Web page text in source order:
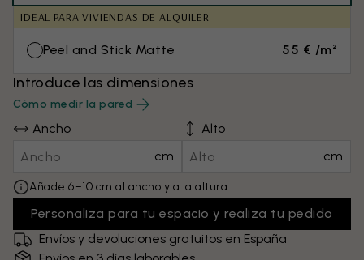
IDEAL PARA VIVIENDAS DE ALQUILER
Peel and Stick Matte 55 € /m²
Introduce las dimensiones
Cómo medir la pared
Ancho
cm
Alto
cm
Añade 6–10 cm al ancho y a la altura
Personaliza para tu espacio y realiza tu pedido
Envíos y devoluciones gratuitos en España